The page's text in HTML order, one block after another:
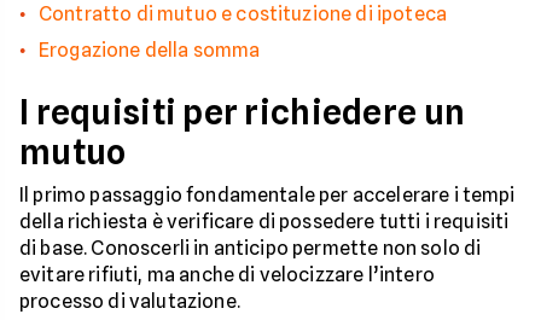
Contratto di mutuo e costituzione di ipoteca
Erogazione della somma
I requisiti per richiedere un
mutuo
Il primo passaggio fondamentale per accelerare i tempi
della richiesta è verificare di possedere tutti i requisiti
di base. Conoscerli in anticipo permette non solo di
evitare rifiuti, ma anche di velocizzare l’intero
processo di valutazione.